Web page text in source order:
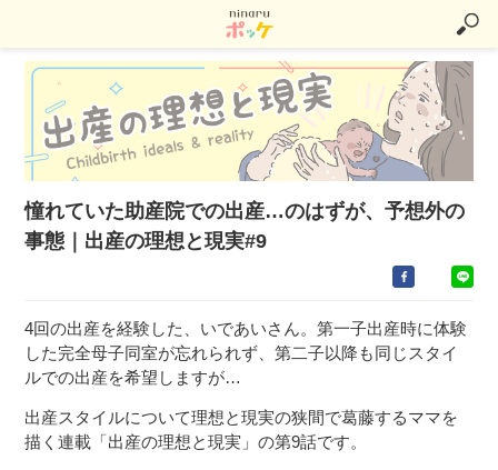
憧れていた助産院での出産…のはずが、予想外の
事態｜出産の理想と現実#9
4回の出産を経験した、いであいさん。第一子出産時に体験
した完全母子同室が忘れられず、第二子以降も同じスタイ
ルでの出産を希望しますが…
出産スタイルについて理想と現実の狭間で葛藤するママを
描く連載「出産の理想と現実」の第9話です。